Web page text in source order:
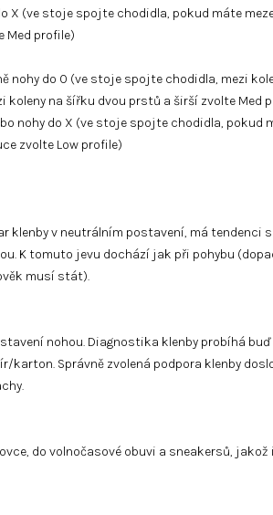
X (ve stoje spojte chodidla, pokud máte
Med profile)
nohy do O (ve stoje spojte chodidla, mezi
koleny na šířku dvou prstů a širší zvolte Med
nohy do X (ve stoje spojte chodidla, pokud
zvolte Low profile)
v neutrálním postavení, má tendenci
K tomuto jevu dochází jak při pohybu
musí stát).
nohou. Diagnostika klenby probíhá
Správně zvolená podpora klenby
do volnočasové obuvi a sneakersů,